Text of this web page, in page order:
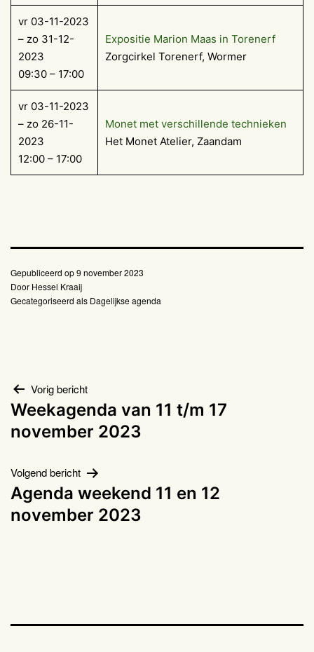
vr 03-11-2023
– zo 31-12-
2023
09:30 – 17:00
Expositie Marion Maas in Torenerf
Zorgcirkel Torenerf, Wormer
vr 03-11-2023
– zo 26-11-
2023
12:00 – 17:00
Monet met verschillende technieken
Het Monet Atelier, Zaandam
Gepubliceerd op9 november 2023
Door Hessel Kraaij
Gecategoriseerd als Dagelijkse agenda
Bericht
navigatie
Vorig bericht
Weekagenda van 11 t/m 17
november 2023
Volgend bericht
Agenda weekend 11 en 12
november 2023